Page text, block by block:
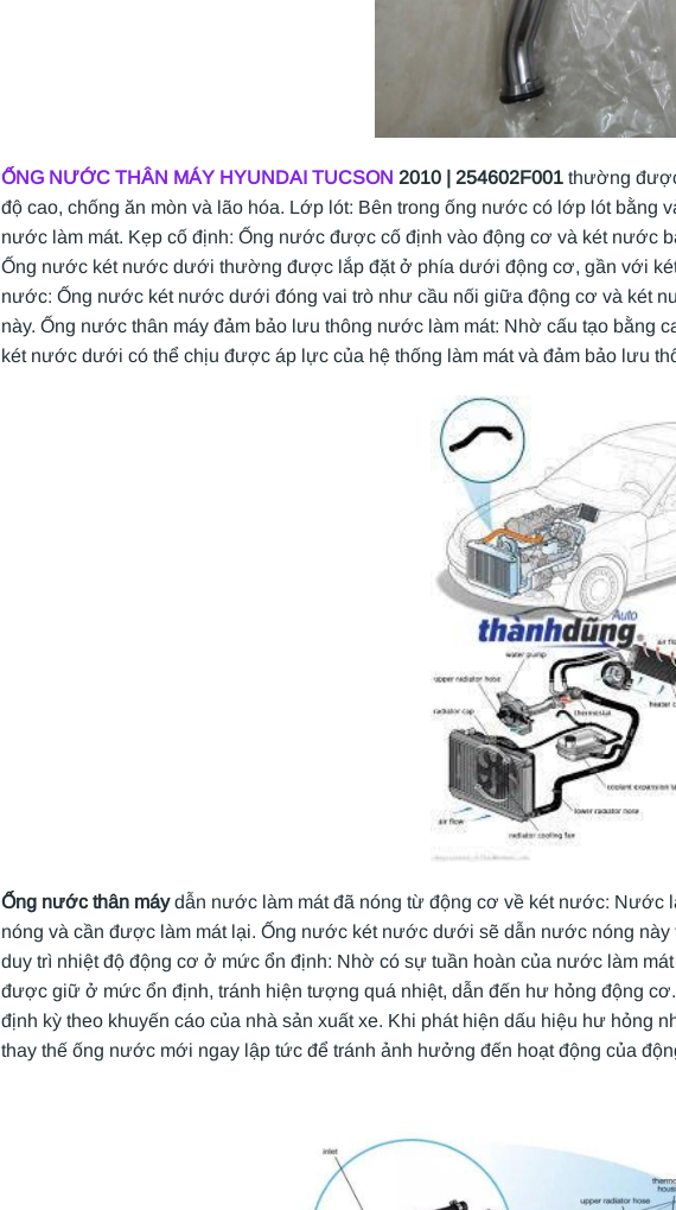
ỐNG NƯỚC THÂN MÁY HYUNDAI TUCSON 2010 | 254602F001 thường
độ cao, chống ăn mòn và lão hóa. Lớp lót: Bên trong ống nước có lớp lót bằng
nước làm mát. Kẹp cố định: Ống nước được cố định vào động cơ và két nước
Ống nước két nước dưới thường được lắp đặt ở phía dưới động cơ, gần với
nước: Ống nước két nước dưới đóng vai trò như cầu nối giữa động cơ và két
này. Ống nước thân máy đảm bảo lưu thông nước làm mát: Nhờ cấu tạo bằng
két nước dưới có thể chịu được áp lực của hệ thống làm mát và đảm bảo lưu
Ống nước thân máydẫn nước làm mát đã nóng từ động cơ về két nước: Nước
nóng và cần được làm mát lại. Ống nước két nước dưới sẽ dẫn nước nóng
duy trì nhiệt độ động cơ ở mức ổn định: Nhờ có sự tuần hoàn của nước làm
được giữ ở mức ổn định, tránh hiện tượng quá nhiệt, dẫn đến hư hỏng động
định kỳ theo khuyến cáo của nhà sản xuất xe. Khi phát hiện dấu hiệu hư hỏng
thay thế ống nước mới ngay lập tức để tránh ảnh hưởng đến hoạt động của